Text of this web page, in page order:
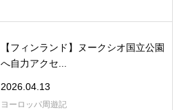
【フィンランド】ヌークシオ国立公園
へ自力アクセ...
2026.04.13
ヨーロッパ周遊記